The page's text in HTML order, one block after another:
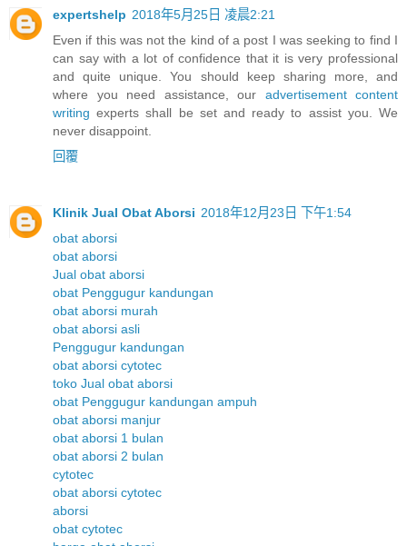
expertshelp 2018年5月25日 凌晨2:21
Even if this was not the kind of a post I was seeking to find I
can say with a lot of confidence that it is very professional
and quite unique. You should keep sharing more, and
where you need assistance, our advertisement content
writing experts shall be set and ready to assist you. We
never disappoint.
回覆
Klinik Jual Obat Aborsi 2018年12月23日 下午1:54
obat aborsi
obat aborsi
Jual obat aborsi
obat Penggugur kandungan
obat aborsi murah
obat aborsi asli
Penggugur kandungan
obat aborsi cytotec
toko Jual obat aborsi
obat Penggugur kandungan ampuh
obat aborsi manjur
obat aborsi 1 bulan
obat aborsi 2 bulan
cytotec
obat aborsi cytotec
aborsi
obat cytotec